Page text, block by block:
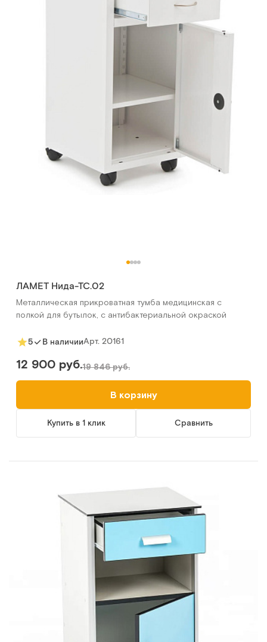
ЛАМЕТ Нида-ТС.02
Металлическая прикроватная тумба медицинская с
полкой для бутылок, с антибактериальной окраской
5 В наличииАрт. 20161
12 900 руб.19 846 руб.
В корзину
Купить в 1 клик Сравнить